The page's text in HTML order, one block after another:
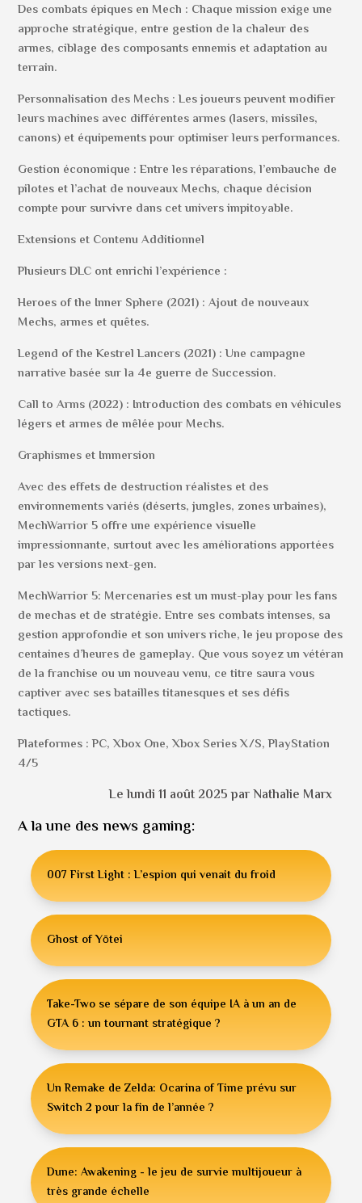
Des combats épiques en Mech : Chaque mission exige une
approche stratégique, entre gestion de la chaleur des
armes, ciblage des composants ennemis et adaptation au
terrain.
Personnalisation des Mechs : Les joueurs peuvent modifier
leurs machines avec différentes armes (lasers, missiles,
canons) et équipements pour optimiser leurs performances.
Gestion économique : Entre les réparations, l’embauche de
pilotes et l’achat de nouveaux Mechs, chaque décision
compte pour survivre dans cet univers impitoyable.
Extensions et Contenu Additionnel
Plusieurs DLC ont enrichi l’expérience :
Heroes of the Inner Sphere (2021) : Ajout de nouveaux
Mechs, armes et quêtes.
Legend of the Kestrel Lancers (2021) : Une campagne
narrative basée sur la 4e guerre de Succession.
Call to Arms (2022) : Introduction des combats en véhicules
légers et armes de mêlée pour Mechs.
Graphismes et Immersion
Avec des effets de destruction réalistes et des
environnements variés (déserts, jungles, zones urbaines),
MechWarrior 5 offre une expérience visuelle
impressionnante, surtout avec les améliorations apportées
par les versions next-gen.
MechWarrior 5: Mercenaries est un must-play pour les fans
de mechas et de stratégie. Entre ses combats intenses, sa
gestion approfondie et son univers riche, le jeu propose des
centaines d’heures de gameplay. Que vous soyez un vétéran
de la franchise ou un nouveau venu, ce titre saura vous
captiver avec ses batailles titanesques et ses défis
tactiques.
Plateformes : PC, Xbox One, Xbox Series X/S, PlayStation
4/5
Le lundi 11 août 2025 par Nathalie Marx
A la une des news gaming:
007 First Light : L’espion qui venait du froid
Ghost of Yōtei
Take-Two se sépare de son équipe IA à un an de
GTA 6 : un tournant stratégique ?
Un Remake de Zelda: Ocarina of Time prévu sur
Switch 2 pour la fin de l’année ?
Dune: Awakening - le jeu de survie multijoueur à
très grande échelle